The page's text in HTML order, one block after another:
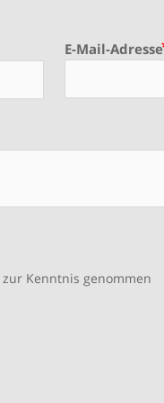
E-Mail-Adresse
Kenntnis genommen